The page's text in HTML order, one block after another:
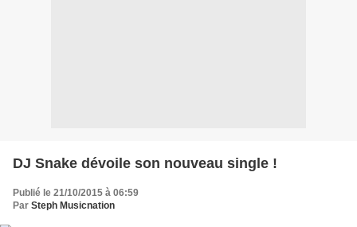
DJ Snake dévoile son nouveau single !
Publié le 21/10/2015 à 06:59
Par Steph Musicnation